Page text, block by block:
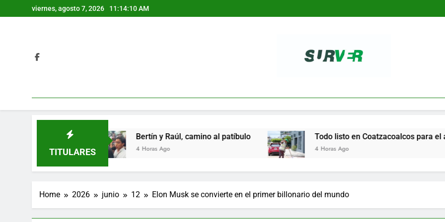
to
viernes, agosto 7, 2026 11:14:11 AM
SURVER
TITULARES
Bertín y Raúl, camino al patíbulo
4 Horas Ago
Todo listo en Coatzacoalcos para el arranque del
4 Horas Ago
Home 2026 junio 12 Elon Musk se convierte en el primer billonario del mundo